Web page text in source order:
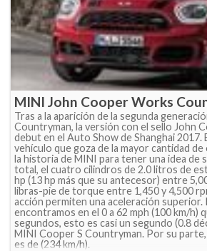
MINI John Cooper Works
Tras a la aparición de la segunda
Countryman, la versión con el sello John
debut en el Auto Show de Shanghai 2017.
vehículo que goza de la mayor cantidad
la historia de MINI para tener una idea de
total, el cuatro cilindros de 2.0 litros de
hp (13 hp más que su antecesor) entre
libras-pie de torque entre 1,450 y 4,500
acción permiten una aceleración superior.
encontramos en el 0 a 62 mph (100 km/h)
segundos, esto es casi un segundo (0.8
MINI Cooper S Countryman. Por su parte,
es de (234 km/h).